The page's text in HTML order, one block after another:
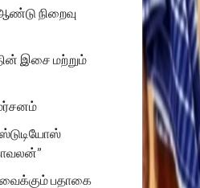
நிறைவு
இசை மற்றும்
ஸ்டுடியோஸ்
வைக்கும் பதாகை